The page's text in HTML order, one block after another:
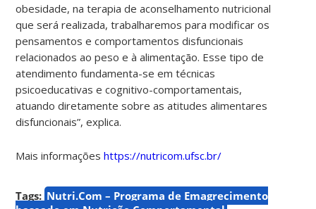
obesidade, na terapia de aconselhamento nutricional
que será realizada, trabalharemos para modificar os
pensamentos e comportamentos disfuncionais
relacionados ao peso e à alimentação. Esse tipo de
atendimento fundamenta-se em técnicas
psicoeducativas e cognitivo-comportamentais,
atuando diretamente sobre as atitudes alimentares
disfuncionais”, explica.
Mais informaçõeshttps://nutricom.ufsc.br/
Tags: Nutri.Com – Programa de Emagrecimento